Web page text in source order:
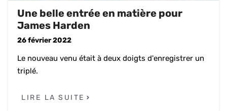
Une belle entrée en matière pour
James Harden
26 février 2022
Le nouveau venu était à deux doigts d'enregistrer un
triplé.
LIRE LA SUITE